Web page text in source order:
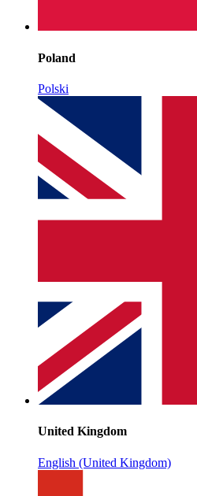
Poland
Polski
United Kingdom
English (United Kingdom)